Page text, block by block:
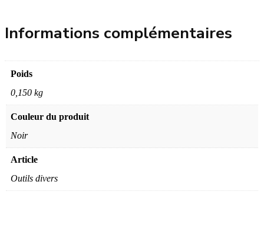
Informations complémentaires
Poids
0,150 kg
Couleur du produit
Noir
Article
Outils divers